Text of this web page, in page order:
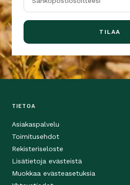
TILAA
TIETOA
Asiakaspalvelu
Toimitusehdot
Rekisteriseloste
Lisätietoja evästeistä
Muokkaa evästeasetuksia